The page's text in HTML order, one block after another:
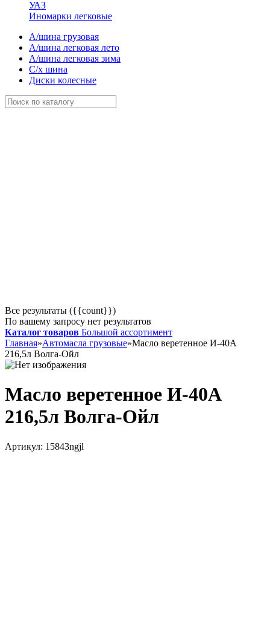
УАЗ
Иномарки легковые
А/шина грузовая
А/шина легковая лето
А/шина легковая зима
С/х шина
Диски колесные
Все результаты ({{count}})
По вашему запросу нет результатов
Каталог товаров Большой ассортимент
Главная»Автомасла грузовые»Масло веретенное И-40А
216,5л Волга-Ойл
Масло веретенное И-40А
216,5л Волга-Ойл
Артикул: 15843ngjl